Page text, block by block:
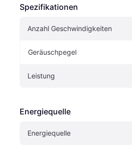
Spezifikationen
Anzahl Geschwindigkeiten
Geräuschpegel
Leistung
Energiequelle
Energiequelle